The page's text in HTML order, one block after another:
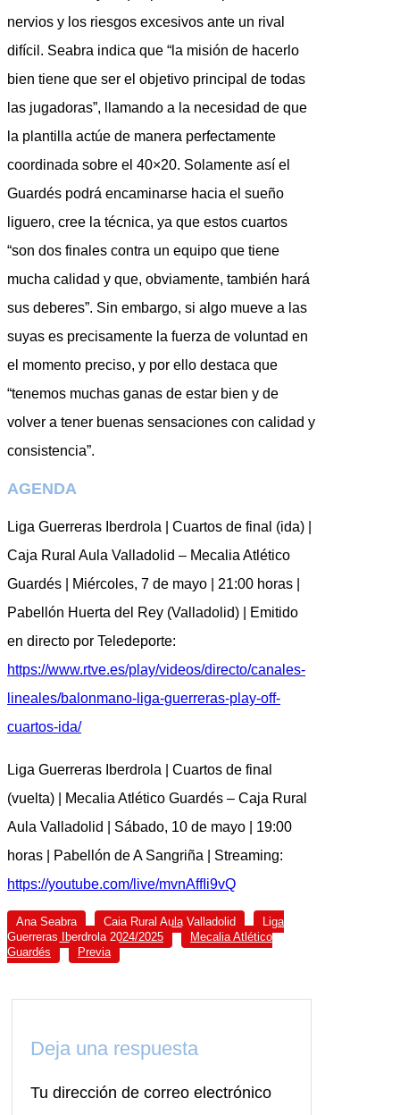
nervios y los riesgos excesivos ante un rival
difícil. Seabra indica que “la misión de hacerlo
bien tiene que ser el objetivo principal de todas
las jugadoras”, llamando a la necesidad de que
la plantilla actúe de manera perfectamente
coordinada sobre el 40×20. Solamente así el
Guardés podrá encaminarse hacia el sueño
liguero, cree la técnica, ya que estos cuartos
“son dos finales contra un equipo que tiene
mucha calidad y que, obviamente, también hará
sus deberes”. Sin embargo, si algo mueve a las
suyas es precisamente la fuerza de voluntad en
el momento preciso, y por ello destaca que
“tenemos muchas ganas de estar bien y de
volver a tener buenas sensaciones con calidad y
consistencia”.
AGENDA
Liga Guerreras Iberdrola | Cuartos de final (ida) |
Caja Rural Aula Valladolid – Mecalia Atlético
Guardés | Miércoles, 7 de mayo | 21:00 horas |
Pabellón Huerta del Rey (Valladolid) | Emitido
en directo por Teledeporte:
https://www.rtve.es/play/videos/directo/canales-
lineales/balonmano-liga-guerreras-play-off-
cuartos-ida/
Liga Guerreras Iberdrola | Cuartos de final
(vuelta) | Mecalia Atlético Guardés – Caja Rural
Aula Valladolid | Sábado, 10 de mayo | 19:00
horas | Pabellón de A Sangriña | Streaming:
https://youtube.com/live/mvnAffIi9vQ
Ana Seabra Caja Rural Aula Valladolid
Liga
Guerreras Iberdrola 2024/2025
Mecalia Atlético
Guardés
Previa
Deja una respuesta
Tu dirección de correo electrónico